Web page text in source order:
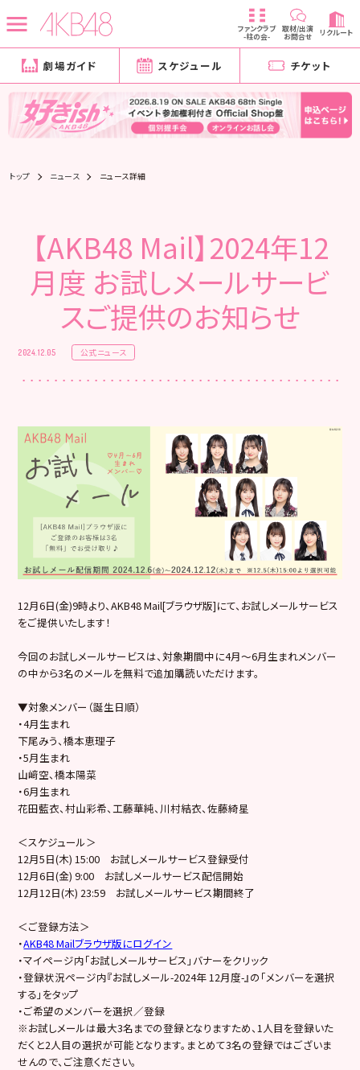
ファンクラブ
-柱の会-
取材/出演
お問合せ リクルート
劇場ガイド スケジュール チケット
トップ ニュース ニュース詳細
【AKB48 Mail】2024年12
月度 お試しメールサービ
スご提供のお知らせ
2024.12.05 公式ニュース
12月6日(金)9時より、AKB48 Mail[ブラウザ版]にて、お試しメールサービス
をご提供いたします！
今回のお試しメールサービスは、対象期間中に4月〜6月生まれメンバー
の中から3名のメールを無料で追加購読いただけます。
▼対象メンバー（誕生日順）
・4月生まれ
下尾みう、橋本恵理子
・5月生まれ
山﨑空、橋本陽菜
・6月生まれ
花田藍衣、村山彩希、工藤華純、川村結衣、佐藤綺星
＜スケジュール＞
12月5日(木) 15:00 お試しメールサービス登録受付
12月6日(金) 9:00 お試しメールサービス配信開始
12月12日(木) 23:59 お試しメールサービス期間終了
＜ご登録方法＞
・AKB48 Mailブラウザ版にログイン
・マイページ内「お試しメールサービス」バナーをクリック
・登録状況ページ内『お試しメール-2024年 12月度-』の「メンバーを選択
する」をタップ
・ご希望のメンバーを選択／登録
※お試しメールは最大3名までの登録となりますため、1人目を登録いた
だくと2人目の選択が可能となります。まとめて3名の登録ではございま
せんので、ご注意ください。